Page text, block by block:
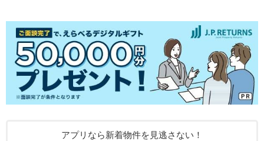
アプリなら新着物件を見逃さない！